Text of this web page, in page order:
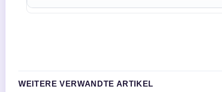
WEITERE VERWANDTE ARTIKEL